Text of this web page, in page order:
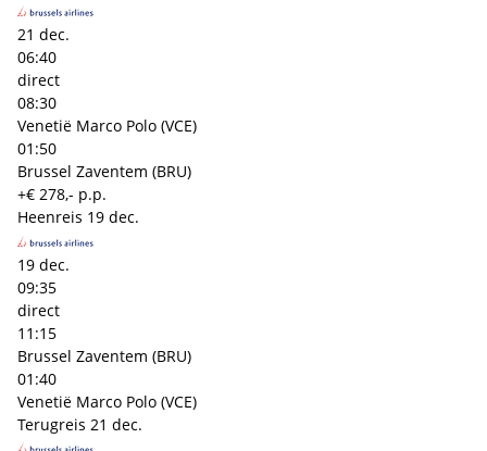
21 dec.
06:40
direct
08:30
Venetië Marco Polo (VCE)
01:50
Brussel Zaventem (BRU)
+€ 278,- p.p.
Heenreis 19 dec.
19 dec.
09:35
direct
11:15
Brussel Zaventem (BRU)
01:40
Venetië Marco Polo (VCE)
Terugreis 21 dec.